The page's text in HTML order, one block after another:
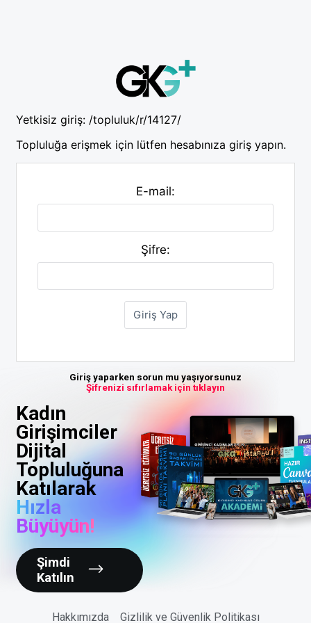
Yetkisiz giriş: /topluluk/r/14127/
Topluluğa erişmek için lütfen hesabınıza giriş yapın.
E-mail:
Şifre:
Giriş yaparken sorun mu yaşıyorsunuz
Şifrenizi sıfırlamak için tıklayın
Kadın
Girişimciler
Dijital
Topluluğuna
Katılarak
Hızla
Büyüyün!
Şimdi
Katılın
Hakkımızda Gizlilik ve Güvenlik Politikası